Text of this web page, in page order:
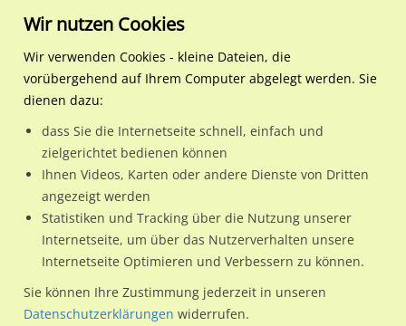
Regionale Plakatwerbung Rheinland-Pfalz
Idar-Oberstein, Stadt
Hauptstr. 584/WE rts
55743 / Idar-Oberstein, Stadt
Nutze günstige Werbemöglichkeiten am Standort Hauptstr.
584/WE rts (City-Star) in Idar-Oberstein, Stadt.
Wir erheben für jede unserer Werbeflächen individuelle und
aktuelleStandortinformationenundLeistungswerte
Wir nutzen Cookies
Wir verwenden Cookies - kleine Dateien, die
vorübergehend auf Ihrem Computer abgelegt werden. Sie
dienen dazu:
dass Sie die Internetseite schnell, einfach und
zielgerichtet bedienen können
Ihnen Videos, Karten oder andere Dienste von Dritten
angezeigt werden
Statistiken und Tracking über die Nutzung unserer
Internetseite, um über das Nutzerverhalten unsere
Internetseite Optimieren und Verbessern zu können.
Sie können Ihre Zustimmung jederzeit in unseren
Datenschutzerklärungen widerrufen.